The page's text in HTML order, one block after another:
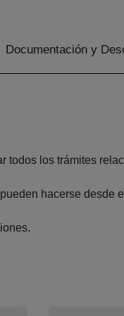
Documentación y
todos los trámites
pueden hacerse desde